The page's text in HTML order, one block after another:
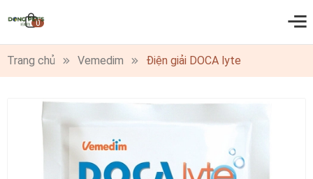
0
Trang chủ Vemedim Điện giải DOCA lyte